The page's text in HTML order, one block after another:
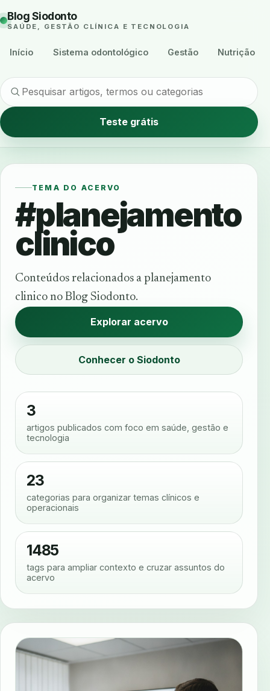
Blog Siodonto
SAÚDE, GESTÃO CLÍNICA E TECNOLOGIA
Início Sistema odontológico Gestão Nutrição
Teste grátis
TEMA DO ACERVO
#planejamento
clinico
Conteúdos relacionados a planejamento
clinico no Blog Siodonto.
Explorar acervo
Conhecer o Siodonto
3
artigos publicados com foco em saúde, gestão e
tecnologia
23
categorias para organizar temas clínicos e
operacionais
1485
tags para ampliar contexto e cruzar assuntos do
acervo